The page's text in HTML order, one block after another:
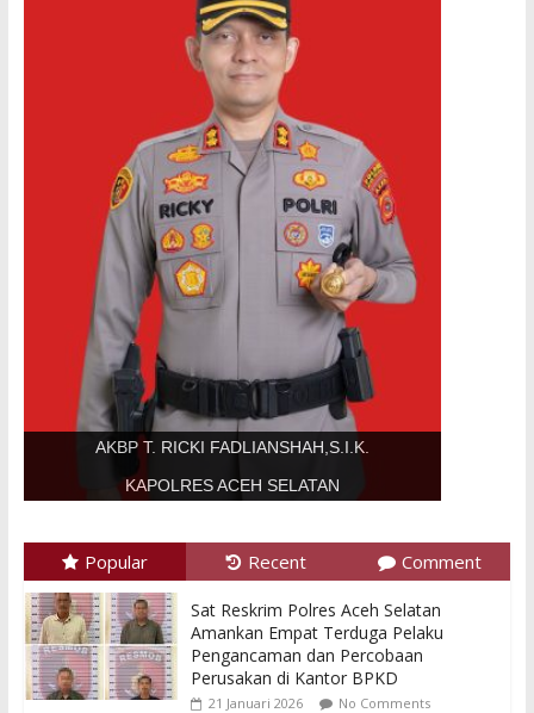
AKBP T. RICKI FADLIANSHAH,S.I.K.
KAPOLRES ACEH SELATAN
Popular Recent Comment
Sat Reskrim Polres Aceh Selatan
Amankan Empat Terduga Pelaku
Pengancaman dan Percobaan
Perusakan di Kantor BPKD
21 Januari 2026 No Comments